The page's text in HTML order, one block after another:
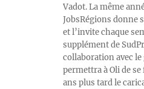
Vadot. La même
JobsRégions donne
et l’invite chaque
supplément de
collaboration avec
permettra à Oli de
ans plus tard le